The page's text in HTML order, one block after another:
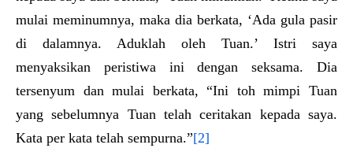
mulai meminumnya, maka dia berkata, ‘Ada gula pasir
di dalamnya. Aduklah oleh Tuan.’ Istri saya
menyaksikan peristiwa ini dengan seksama. Dia
tersenyum dan mulai berkata, “Ini toh mimpi Tuan
yang sebelumnya Tuan telah ceritakan kepada saya.
Kata per kata telah sempurna.”[2]